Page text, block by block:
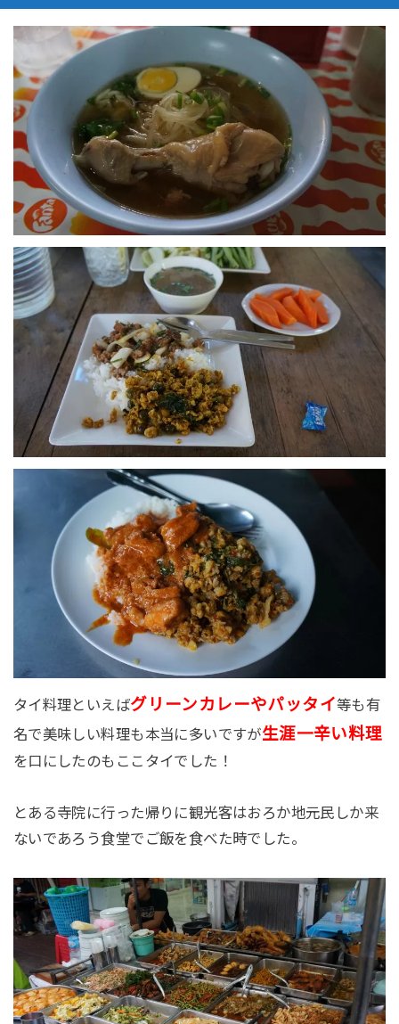
タイ料理といえばグリーンカレーやパッタイ等も有
名で美味しい料理も本当に多いですが生涯一辛い料理
を口にしたのもここタイでした！
とある寺院に行った帰りに観光客はおろか地元民しか来
ないであろう食堂でご飯を食べた時でした。